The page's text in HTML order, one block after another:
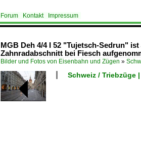
Forum Kontakt Impressum
MGB Deh 4/4 I 52 "Tujetsch-Sedrun"
Zahnradabschnitt bei Fiesch
Bilder und Fotos von Eisenbahn und Zügen »
Schweiz / Triebzüge